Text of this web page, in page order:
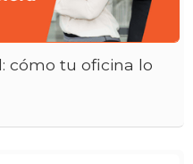
cómo tu oficina lo